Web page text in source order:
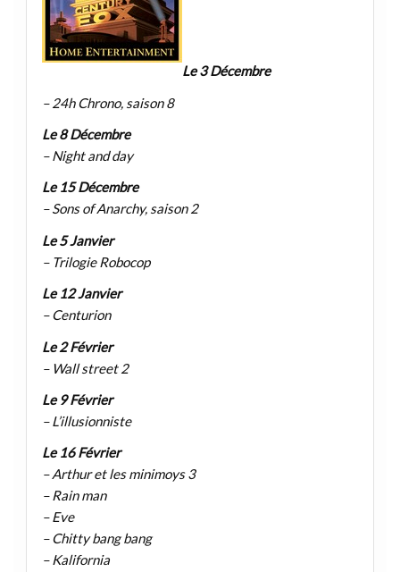
Le 3 Décembre
– 24h Chrono, saison 8
Le 8 Décembre
– Night and day
Le 15 Décembre
– Sons of Anarchy, saison 2
Le 5 Janvier
– Trilogie Robocop
Le 12 Janvier
– Centurion
Le 2 Février
– Wall street 2
Le 9 Février
– L’illusionniste
Le 16 Février
– Arthur et les minimoys 3
– Rain man
– Eve
– Chitty bang bang
– Kalifornia